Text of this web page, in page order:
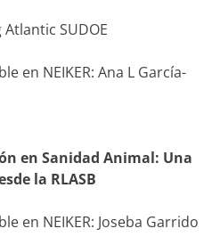
SUDOE
en NEIKER: Ana L García-
en Sanidad Animal: Una
la RLASB
en NEIKER: Joseba Garrido